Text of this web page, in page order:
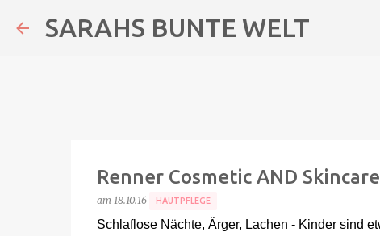
SARAHS BUNTE WELT
Renner Cosmetic AND
am 18.10.16 HAUTPFLEGE
Schlaflose Nächte, Ärger, Lachen - Kinder sind